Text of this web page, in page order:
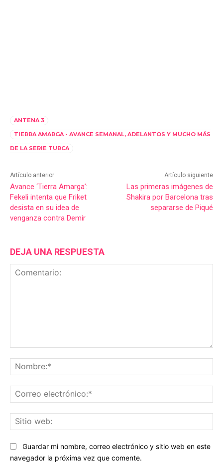
ANTENA 3
TIERRA AMARGA - AVANCE SEMANAL, ADELANTOS Y MUCHO MÁS
DE LA SERIE TURCA
Artículo anterior
Avance ‘Tierra Amarga’:
Fekeli intenta que Friket
desista en su idea de
venganza contra Demir
Artículo siguiente
Las primeras imágenes de
Shakira por Barcelona tras
separarse de Piqué
DEJA UNA RESPUESTA
Guardar mi nombre, correo electrónico y sitio web en este
navegador la próxima vez que comente.